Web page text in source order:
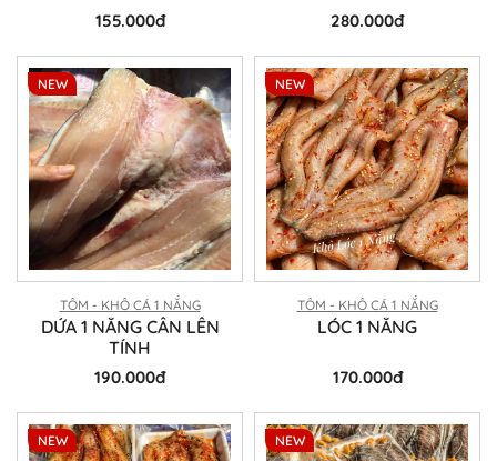
155.000đ 280.000đ
TÔM - KHÔ CÁ 1 NẮNG
DỨA 1 NẮNG CÂN LÊN
TÍNH
190.000đ
NEW
TÔM - KHÔ CÁ 1 NẮNG
LÓC 1 NẮNG
170.000đ
NEW
NEW NEW